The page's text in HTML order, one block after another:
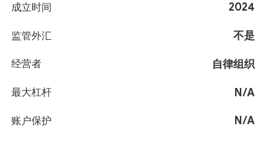
成立时间 2024
监管外汇 不是
经营者 自律组织
最大杠杆 N/A
账户保护 N/A